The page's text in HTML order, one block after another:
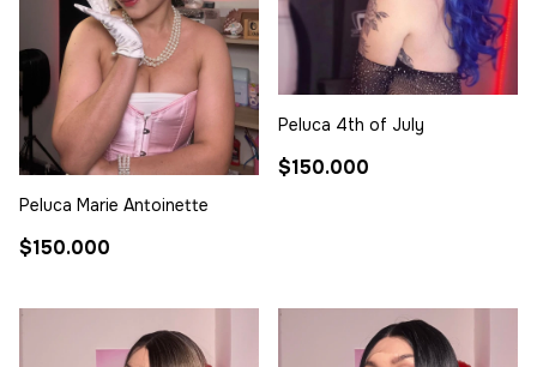
Peluca Marie Antoinette
$150.000
Peluca 4th of July
$150.000